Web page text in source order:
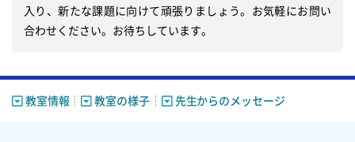
入り、新たな課題に向けて頑張りましょう。お気軽にお問い
合わせください。お待ちしています。
教室情報 教室の様子 先生からのメッセージ